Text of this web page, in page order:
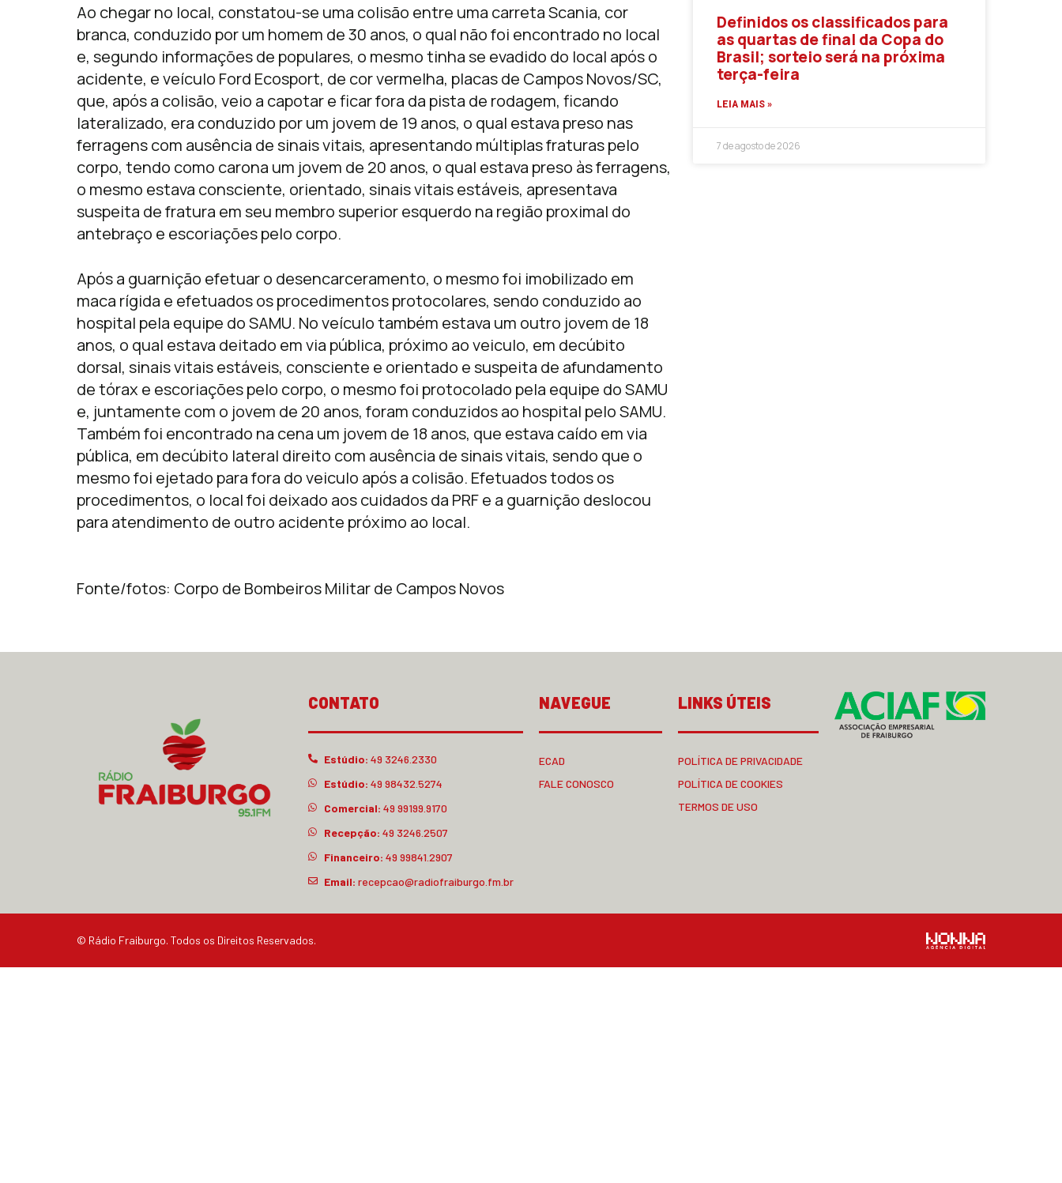
Ao chegar no local, constatou-se uma colisão entre uma carreta Scania, cor
branca, conduzido por um homem de 30 anos, o qual não foi encontrado no local
e, segundo informações de populares, o mesmo tinha se evadido do local após o
acidente, e veículo Ford Ecosport, de cor vermelha, placas de Campos Novos/SC,
que, após a colisão, veio a capotar e ficar fora da pista de rodagem, ficando
lateralizado, era conduzido por um jovem de 19 anos, o qual estava preso nas
ferragens com ausência de sinais vitais, apresentando múltiplas fraturas pelo
corpo, tendo como carona um jovem de 20 anos, o qual estava preso às ferragens,
o mesmo estava consciente, orientado, sinais vitais estáveis, apresentava
suspeita de fratura em seu membro superior esquerdo na região proximal do
antebraço e escoriações pelo corpo.
Após a guarnição efetuar o desencarceramento, o mesmo foi imobilizado em
maca rígida e efetuados os procedimentos protocolares, sendo conduzido ao
hospital pela equipe do SAMU. No veículo também estava um outro jovem de 18
anos, o qual estava deitado em via pública, próximo ao veiculo, em decúbito
dorsal, sinais vitais estáveis, consciente e orientado e suspeita de afundamento
de tórax e escoriações pelo corpo, o mesmo foi protocolado pela equipe do SAMU
e, juntamente com o jovem de 20 anos, foram conduzidos ao hospital pelo SAMU.
Também foi encontrado na cena um jovem de 18 anos, que estava caído em via
pública, em decúbito lateral direito com ausência de sinais vitais, sendo que o
mesmo foi ejetado para fora do veiculo após a colisão. Efetuados todos os
procedimentos, o local foi deixado aos cuidados da PRF e a guarnição deslocou
para atendimento de outro acidente próximo ao local.
Fonte/fotos: Corpo de Bombeiros Militar de Campos Novos
Definidos os classificados para
as quartas de final da Copa do
Brasil; sorteio será na próxima
terça-feira
LEIA MAIS »
7 de agosto de 2026
CONTATO
Estúdio: 49 3246.2330
Estúdio: 49 98432.5274
Comercial: 49 99199.9170
Recepção: 49 3246.2507
Financeiro: 49 99841.2907
Email: recepcao@radiofraiburgo.fm.br
NAVEGUE
ECAD
FALE CONOSCO
LINKS ÚTEIS
POLÍTICA DE PRIVACIDADE
POLÍTICA DE COOKIES
TERMOS DE USO
© Rádio Fraiburgo. Todos os Direitos Reservados.